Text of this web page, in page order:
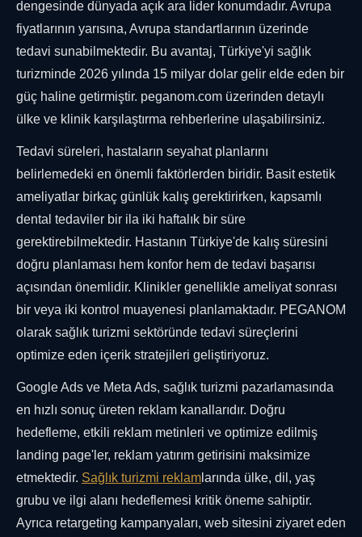
dengesinde dünyada açık ara lider konumdadır. Avrupa
fiyatlarının yarısına, Avrupa standartlarının üzerinde
tedavi sunabilmektedir. Bu avantaj, Türkiye'yi sağlık
turizminde 2026 yılında 15 milyar dolar gelir elde eden bir
güç haline getirmiştir. peganom.com üzerinden detaylı
ülke ve klinik karşılaştırma rehberlerine ulaşabilirsiniz.
Tedavi süreleri, hastaların seyahat planlarını
belirlemedeki en önemli faktörlerden biridir. Basit estetik
ameliyatlar birkaç günlük kalış gerektirirken, kapsamlı
dental tedaviler bir ila iki haftalık bir süre
gerektirebilmektedir. Hastanın Türkiye'de kalış süresini
doğru planlaması hem konfor hem de tedavi başarısı
açısından önemlidir. Klinikler genellikle ameliyat sonrası
bir veya iki kontrol muayenesi planlamaktadır. PEGANOM
olarak sağlık turizmi sektöründe tedavi süreçlerini
optimize eden içerik stratejileri geliştiriyoruz.
Google Ads ve Meta Ads, sağlık turizmi pazarlamasında
en hızlı sonuç üreten reklam kanallarıdır. Doğru
hedefleme, etkili reklam metinleri ve optimize edilmiş
landing page'ler, reklam yatırım getirisini maksimize
etmektedir. Sağlık turizmi reklam larında ülke, dil, yaş
grubu ve ilgi alanı hedeflemesi kritik öneme sahiptir.
Ayrıca retargeting kampanyaları, web sitesini ziyaret eden